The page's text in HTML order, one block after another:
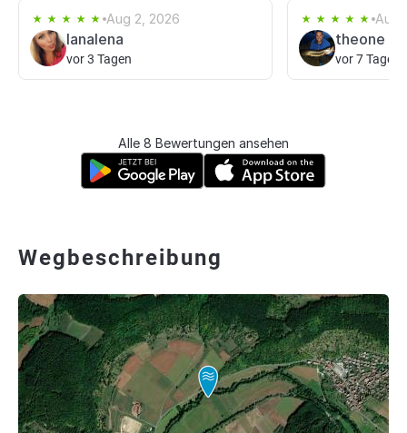
Aug 2, 2026
lanalena
vor 3 Tagen
Aug
theone
vor 7 Tagen
Alle 8 Bewertungen ansehen
Wegbeschreibung